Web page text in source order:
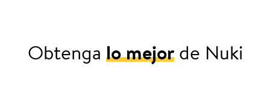
Obtenga lo mejorde Nuki